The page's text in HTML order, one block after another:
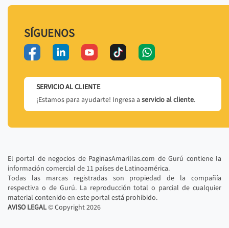
SÍGUENOS
SERVICIO AL CLIENTE
¡Estamos para ayudarte! Ingresa a servicio al cliente.
El portal de negocios de PaginasAmarillas.com de Gurú contiene la
información comercial de 11 países de Latinoamérica.
Todas las marcas registradas son propiedad de la compañía
respectiva o de Gurú. La reproducción total o parcial de cualquier
material contenido en este portal está prohibido.
AVISO LEGAL© Copyright2026